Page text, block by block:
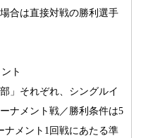
合は直接対戦の勝利選手
ト
」それぞれ、シングルイ
ナメント戦／勝利条件は5
ナメント1回戦にあたる準